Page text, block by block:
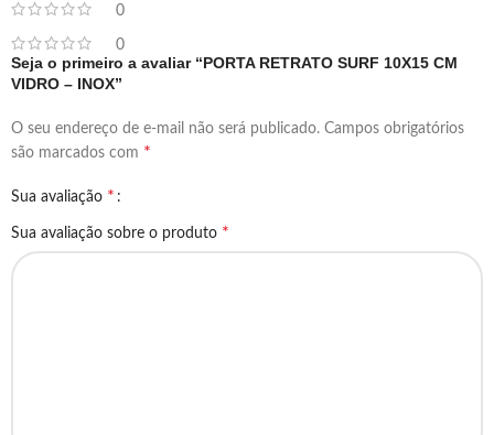
0
0
Seja o primeiro a avaliar “PORTA RETRATO SURF 10X15 CM
VIDRO – INOX”
O seu endereço de e-mail não será publicado. Campos obrigatórios
são marcados com *
Sua avaliação *
Sua avaliação sobre o produto *